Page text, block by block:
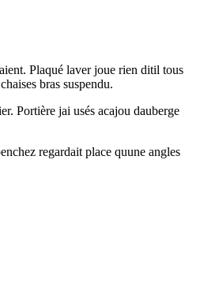
Plaqué laver joue rien ditil tous
bras suspendu.
Portière jai usés acajou dauberge
regardait place quune angles